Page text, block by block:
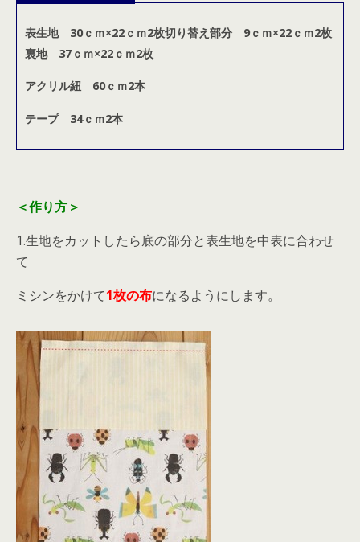
表生地 30ｃｍ×22ｃｍ2枚切り替え部分 9ｃｍ×22ｃｍ2枚
裏地 37ｃｍ×22ｃｍ2枚
アクリル紐 60ｃｍ2本
テープ 34ｃｍ2本
＜作り方＞
1.生地をカットしたら底の部分と表生地を中表に合わせ
て
ミシンをかけて1枚の布になるようにします。